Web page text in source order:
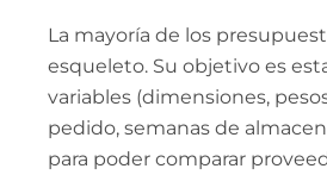
La mayoría de los
esqueleto. Su objetivo es
variables (dimensiones,
pedido, semanas de
para poder comparar